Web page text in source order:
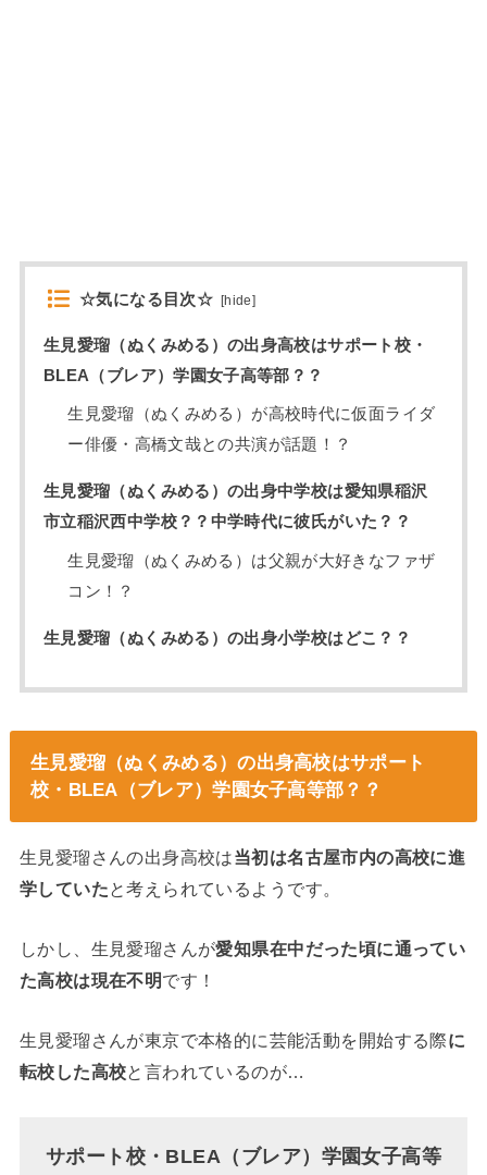
☆気になる目次☆ [hide]
生見愛瑠（ぬくみめる）の出身高校はサポート校・
BLEA（ブレア）学園女子高等部？？
生見愛瑠（ぬくみめる）が高校時代に仮面ライダ
ー俳優・高橋文哉との共演が話題！？
生見愛瑠（ぬくみめる）の出身中学校は愛知県稲沢
市立稲沢西中学校？？中学時代に彼氏がいた？？
生見愛瑠（ぬくみめる）は父親が大好きなファザ
コン！？
生見愛瑠（ぬくみめる）の出身小学校はどこ？？
生見愛瑠（ぬくみめる）の出身高校はサポート
校・BLEA（ブレア）学園女子高等部？？
生見愛瑠さんの出身高校は当初は名古屋市内の高校に進
学していたと考えられているようです。
しかし、生見愛瑠さんが愛知県在中だった頃に通ってい
た高校は現在不明です！
生見愛瑠さんが東京で本格的に芸能活動を開始する際に
転校した高校と言われているのが…
サポート校・BLEA（ブレア）学園女子高等